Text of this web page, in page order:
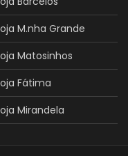
M.nha Grande
Matosinhos
Fátima
Mirandela